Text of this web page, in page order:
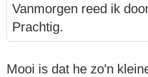
Vanmorgen reed ik
Prachtig.
Mooi is dat he zo'n